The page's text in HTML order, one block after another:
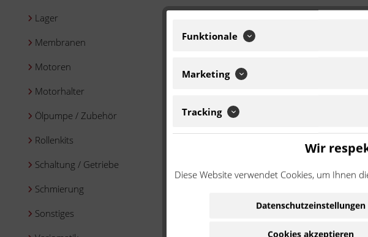
Lager
Membranen
Motoren
Motorhalter
Ölpumpe / Zubehör
Rollenkits
Schaltung / Getriebe
Schmierung
Sonstiges
Funktionale
Marketing
Tracking
Wir
Diese Website verwendet Cookies, um Ihnen
Datenschutzeinstellungen
Cookies akzeptieren